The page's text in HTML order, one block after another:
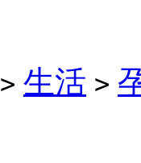
> 生活 >